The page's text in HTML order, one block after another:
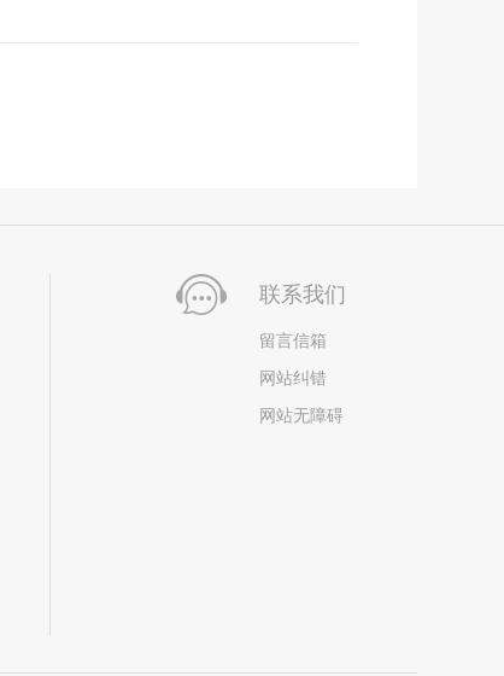
联系我们
留言信箱
网站纠错
网站无障碍